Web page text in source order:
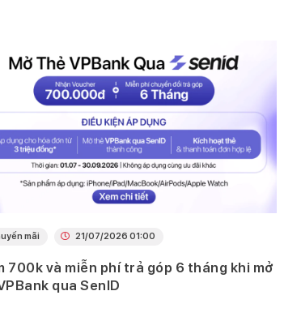
mãi 21/07/2026 01:00
700k và miễn phí trả góp 6 tháng khi mở
qua SenID